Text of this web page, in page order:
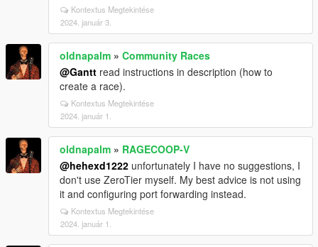
Kontextus Megtekintése
2024. január 3.
oldnapalm » Community Races
@Gantt read instructions in description (how to
create a race).
Kontextus Megtekintése
2024. január 1.
oldnapalm » RAGECOOP-V
@hehexd1222 unfortunately I have no suggestions, I
don't use ZeroTier myself. My best advice is not using
it and configuring port forwarding instead.
Kontextus Megtekintése
2024. január 1.